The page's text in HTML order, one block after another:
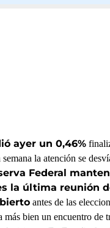
ayer un 0,46%
semana la atención se
Federal
la última reunión
antes de las
más bien un encuentro de